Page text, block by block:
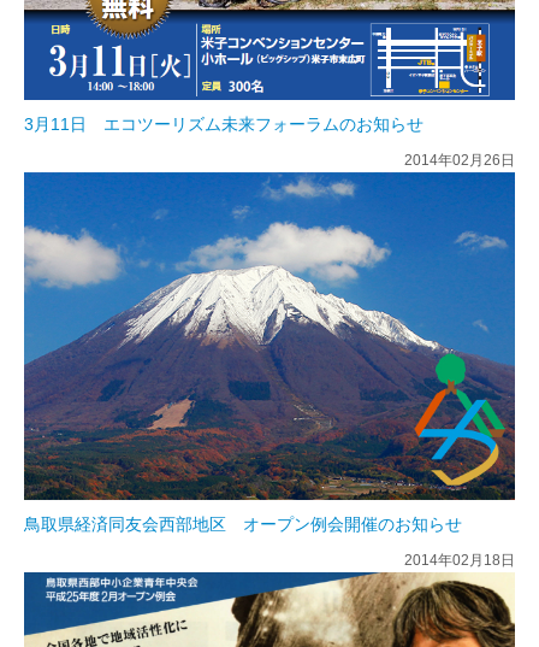
3月11日 エコツーリズム未来フォーラムのお知らせ
2014年02月26日
鳥取県経済同友会西部地区 オープン例会開催のお知らせ
2014年02月18日